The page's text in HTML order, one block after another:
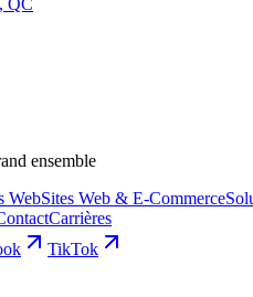
ensemble
WebSites Web & E-Commerce
Carrières
TikTok